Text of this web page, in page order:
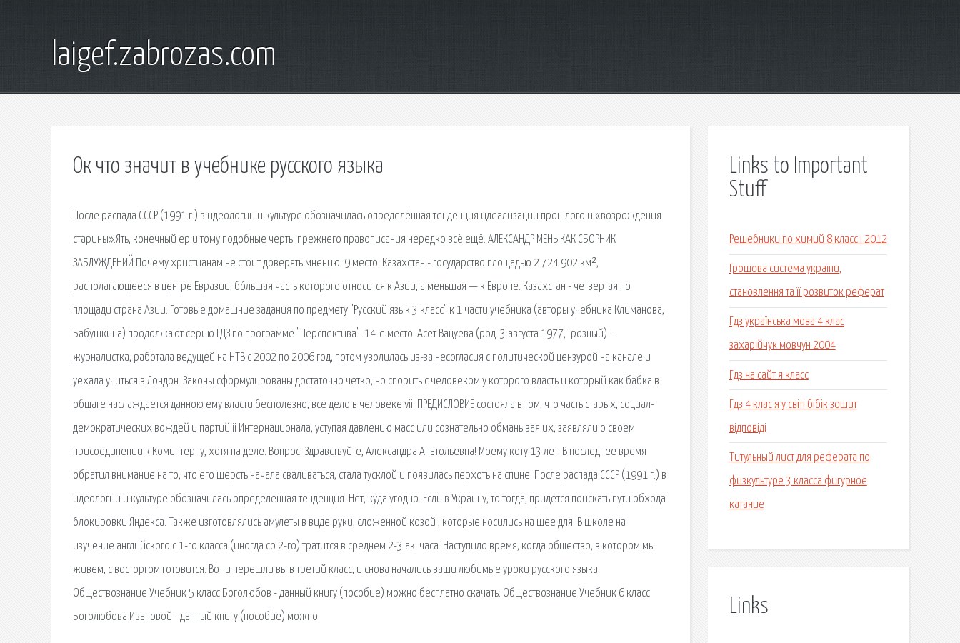
laigef.zabrozas.com
Ок что значит в учебнике русского языка
После распада СССР (1991 г.) в идеологии и культуре обозначилась определённая тенденция идеализации прошлого и «возрождения
старины».Ять, конечный ер и тому подобные черты прежнего правописания нередко всё ещё. АЛЕКСАНДР МЕНЬ КАК СБОРНИК
ЗАБЛУЖДЕНИЙ Почему христианам не стоит доверять мнению. 9 место: Казахстан - государство площадью 2 724 902 км²,
располагающееся в центре Евразии, бо́льшая часть которого относится к Азии, а меньшая — к Европе. Казахстан - четвертая по
площади страна Азии. Готовые домашние задания по предмету "Русский язык 3 класс" к 1 части учебника (авторы учебника Климанова,
Бабушкина) продолжают серию ГДЗ по программе "Перспектива". 14-е место: Асет Вацуева (род. 3 августа 1977, Грозный) -
журналистка, работала ведущей на НТВ с 2002 по 2006 год, потом уволилась из-за несогласия с политической цензурой на канале и
уехала учиться в Лондон. Законы сформулированы достаточно четко, но спорить с человеком у которого власть и который как бабка в
общаге наслаждается данною ему власти бесполезно, все дело в человеке viii ПРЕДИСЛОВИЕ состояла в том, что часть старых, социал-
демократических вождей и партий ii Интернационала, уступая давлению масс или сознательно обманывая их, заявляли о своем
присоединении к Коминтерну, хотя на деле. Вопрос: Здравствуйте, Александра Анатольевна! Моему коту 13 лет. В последнее время
обратил внимание на то, что его шерсть начала сваливаться, стала тусклой и появилась перхоть на спине. После распада СССР (1991 г.) в
идеологии и культуре обозначилась определённая тенденция. Нет, куда угодно. Если в Украину, то тогда, придётся поискать пути обхода
блокировки Яндекса. Также изготовлялись амулеты в виде руки, сложенной козой , которые носились на шее для. В школе на
изучение английского с 1-го класса (иногда со 2-го) тратится в среднем 2-3 ак. часа. Наступило время, когда общество, в котором мы
живем, с восторгом готовится. Вот и перешли вы в третий класс, и снова начались ваши любимые уроки русского языка.
Обществознание Учебник 5 класс Боголюбов - данный книгу (пособие) можно бесплатно скачать. Обществознание Учебник 6 класс
Боголюбова Ивановой - данный книгу (пособие) можно.
Links to Important
Stuff
Решебники по химий 8 класс i 2012
Грошова система україни,
становлення та її розвиток реферат
Гдз українська мова 4 клас
захарійчук мовчун 2004
Гдз на сайт я класс
Гдз 4 клас я у світі бібік зошит
відповіді
Титульный лист для реферата по
физкультуре 3 класса фигурное
катание
Links